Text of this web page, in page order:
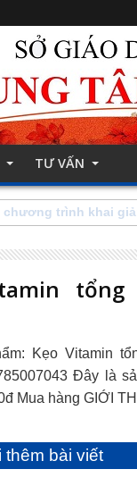
TƯ VẤN
doanh khu vực
tổng
Kẹo Vitamin
Đây là
Mua hàng GIỚI
thêm bài viết